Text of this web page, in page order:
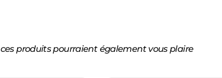
ces produits pourraient également vous plaire